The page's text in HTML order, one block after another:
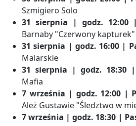
Szmigiero Solo
31 sierpnia | godz. 12:00
Barnaby "Czerwony kapturek"
31 sierpnia | godz. 16:00 |
Malarskie
31 sierpnia | godz. 18:30 |
Mafia
7 września | godz. 12:00 |
Ależ Gustawie "Śledztwo w
7 września | godz. 18:30 |